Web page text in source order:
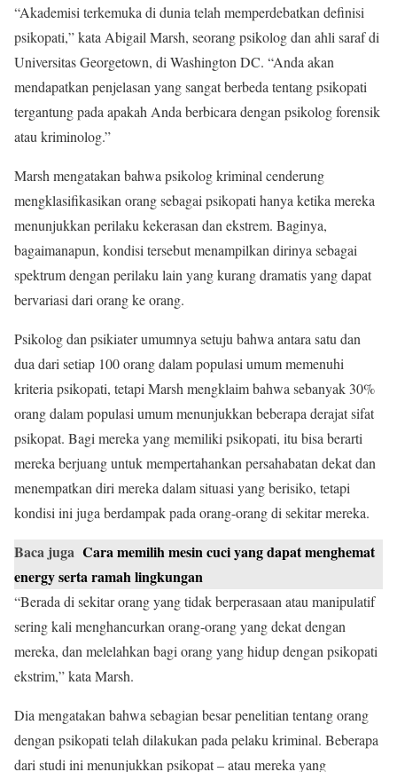
“Akademisi terkemuka di dunia telah memperdebatkan definisi
psikopati,” kata Abigail Marsh, seorang psikolog dan ahli saraf di
Universitas Georgetown, di Washington DC. “Anda akan
mendapatkan penjelasan yang sangat berbeda tentang psikopati
tergantung pada apakah Anda berbicara dengan psikolog forensik
atau kriminolog.”
Marsh mengatakan bahwa psikolog kriminal cenderung
mengklasifikasikan orang sebagai psikopati hanya ketika mereka
menunjukkan perilaku kekerasan dan ekstrem. Baginya,
bagaimanapun, kondisi tersebut menampilkan dirinya sebagai
spektrum dengan perilaku lain yang kurang dramatis yang dapat
bervariasi dari orang ke orang.
Psikolog dan psikiater umumnya setuju bahwa antara satu dan
dua dari setiap 100 orang dalam populasi umum memenuhi
kriteria psikopati, tetapi Marsh mengklaim bahwa sebanyak 30%
orang dalam populasi umum menunjukkan beberapa derajat sifat
psikopat. Bagi mereka yang memiliki psikopati, itu bisa berarti
mereka berjuang untuk mempertahankan persahabatan dekat dan
menempatkan diri mereka dalam situasi yang berisiko, tetapi
kondisi ini juga berdampak pada orang-orang di sekitar mereka.
Baca juga Cara memilih mesin cuci yang dapat menghemat
energy serta ramah lingkungan
“Berada di sekitar orang yang tidak berperasaan atau manipulatif
sering kali menghancurkan orang-orang yang dekat dengan
mereka, dan melelahkan bagi orang yang hidup dengan psikopati
ekstrim,” kata Marsh.
Dia mengatakan bahwa sebagian besar penelitian tentang orang
dengan psikopati telah dilakukan pada pelaku kriminal. Beberapa
dari studi ini menunjukkan psikopat – atau mereka yang